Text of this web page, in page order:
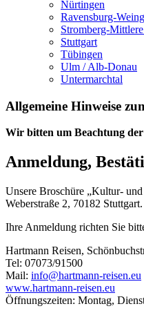
Nürtingen
Ravensburg-
Stromberg-
Stuttgart
Tübingen
Ulm / Alb-Donau
Untermarchtal
Allgemeine Hinweise
Wir bitten um Beachtung der
Anmeldung,
Unsere Broschüre „Kultur-
Weberstraße 2, 70182
Ihre Anmeldung richten Sie
Hartmann Reisen,
Tel: 07073/91500
Mail: info@hartmann-reisen.eu
www.hartmann-reisen.eu
Öffnungszeiten: Montag,